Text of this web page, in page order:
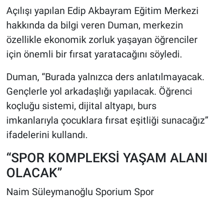
Açılışı yapılan Edip Akbayram Eğitim Merkezi
hakkında da bilgi veren Duman, merkezin
özellikle ekonomik zorluk yaşayan öğrenciler
için önemli bir fırsat yaratacağını söyledi.
Duman, “Burada yalnızca ders anlatılmayacak.
Gençlerle yol arkadaşlığı yapılacak. Öğrenci
koçluğu sistemi, dijital altyapı, burs
imkanlarıyla çocuklara fırsat eşitliği sunacağız”
ifadelerini kullandı.
“SPOR KOMPLEKSİ YAŞAM ALANI
OLACAK”
Naim Süleymanoğlu Sporium Spor